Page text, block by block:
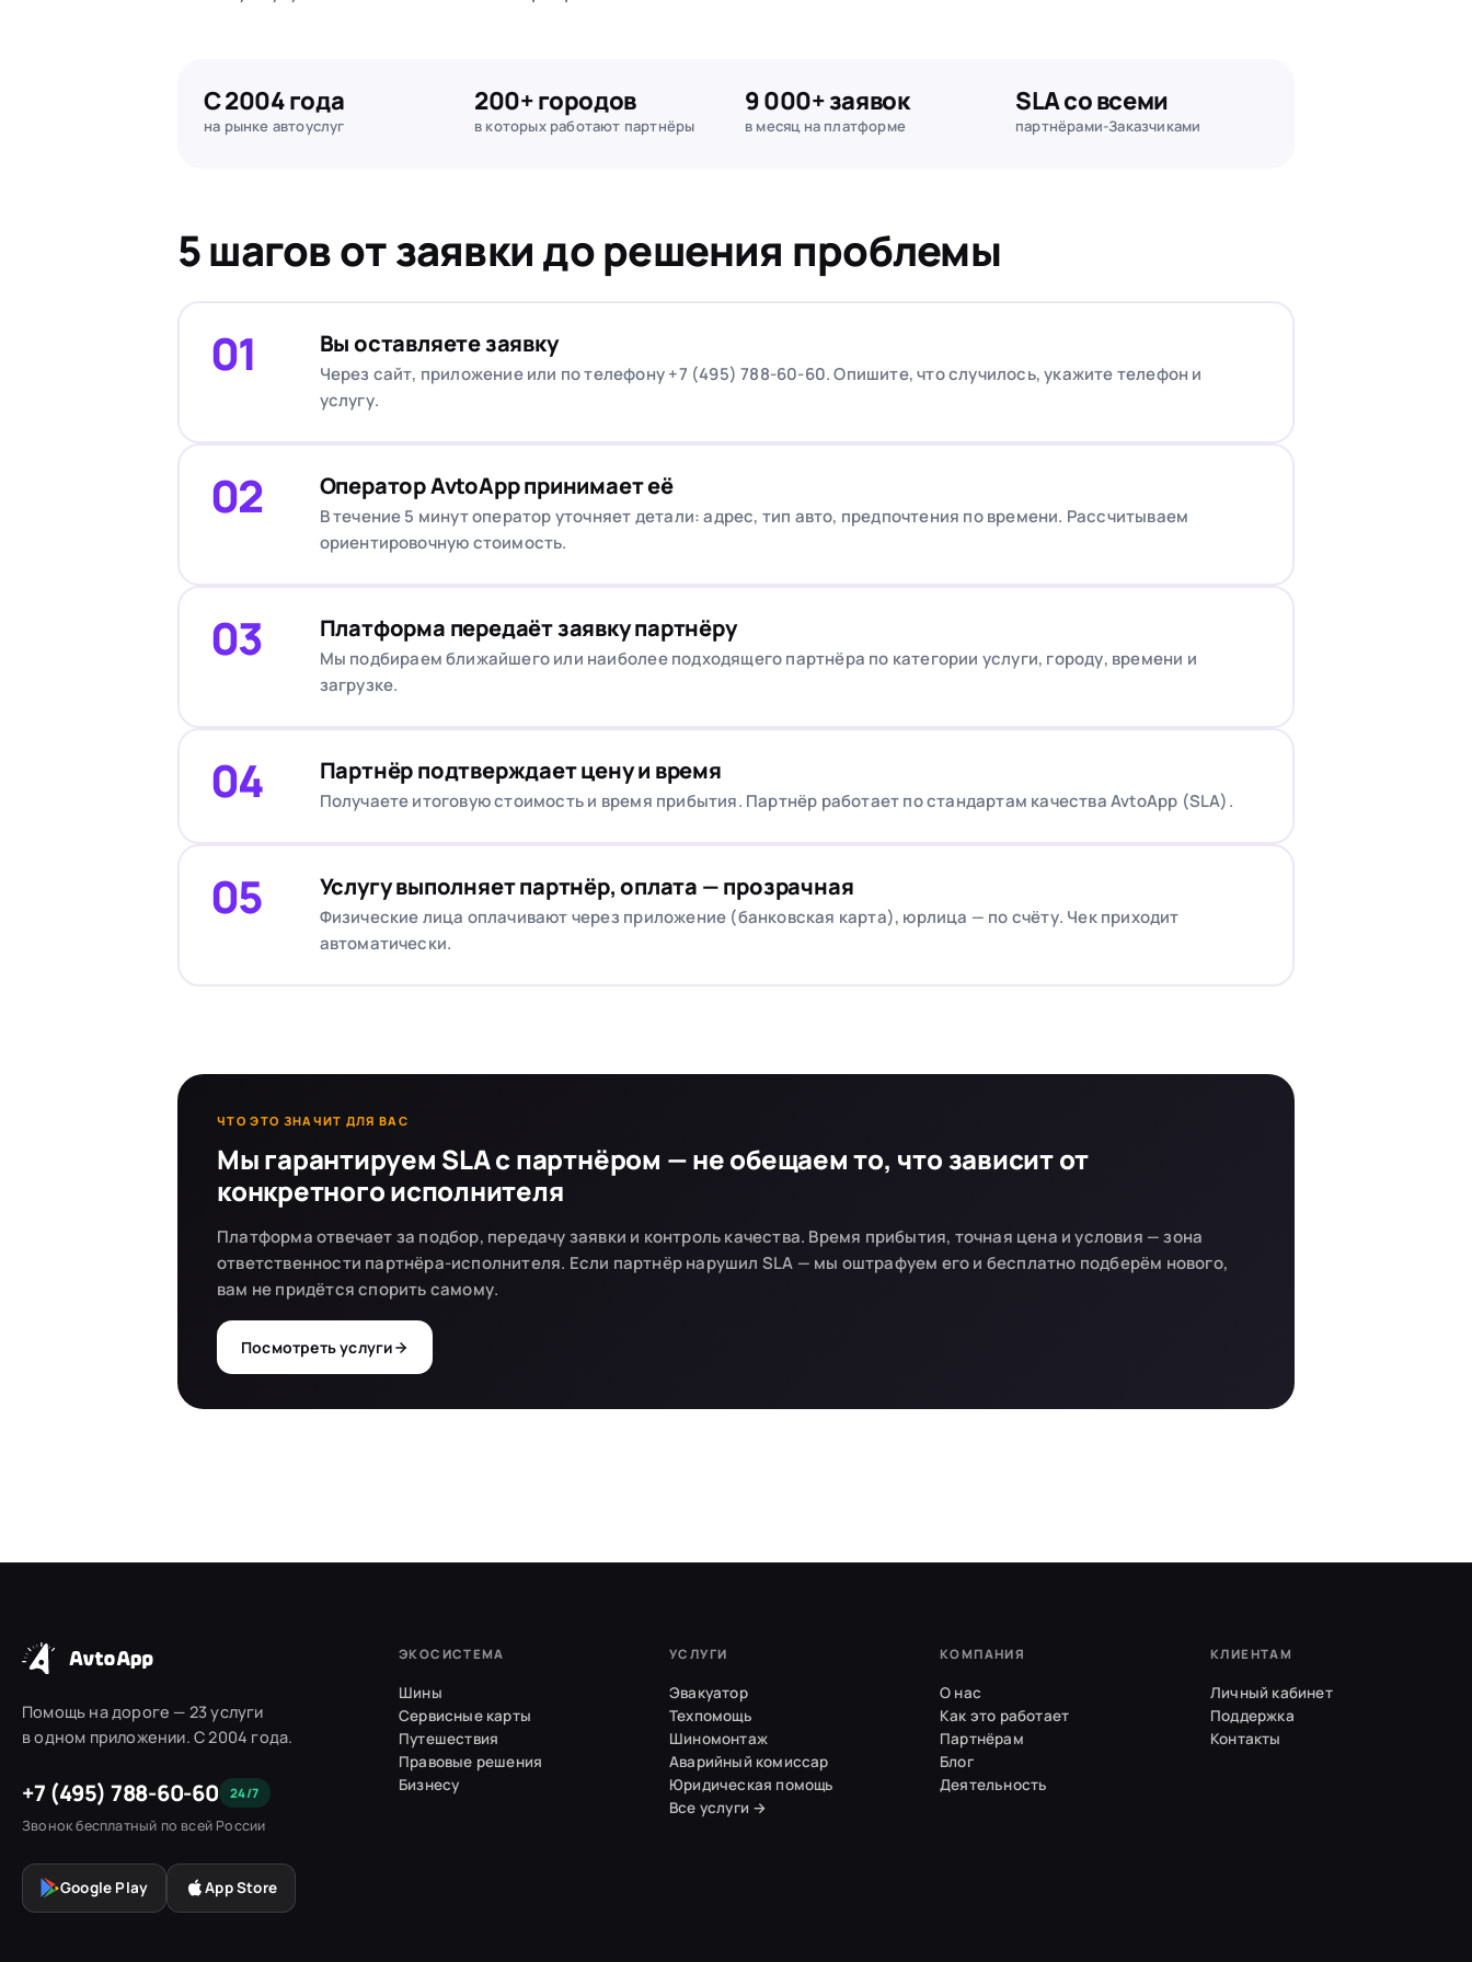
С 2004 года
на рынке автоуслуг
200+ городов
в которых работают партнёры
9 000+ заявок
в месяц на платформе
SLA со всеми
партнёрами-Заказчиками
5 шагов от заявки до решения проблемы
01 Вы оставляете заявку
Через сайт, приложение или по телефону +7 (495) 788-60-60. Опишите, что случилось, укажите телефон и
услугу.
02 Оператор AvtoApp принимает её
В течение 5 минут оператор уточняет детали: адрес, тип авто, предпочтения по времени. Рассчитываем
ориентировочную стоимость.
03 Платформа передаёт заявку партнёру
Мы подбираем ближайшего или наиболее подходящего партнёра по категории услуги, городу, времени и
загрузке.
04 Партнёр подтверждает цену и время
Получаете итоговую стоимость и время прибытия. Партнёр работает по стандартам качества AvtoApp (SLA).
05 Услугу выполняет партнёр, оплата — прозрачная
Физические лица оплачивают через приложение (банковская карта), юрлица — по счёту. Чек приходит
автоматически.
ЧТО ЭТО ЗНАЧИТ ДЛЯ ВАС
Мы гарантируем SLA с партнёром — не обещаем то, что зависит от
конкретного исполнителя
Платформа отвечает за подбор, передачу заявки и контроль качества. Время прибытия, точная цена и условия — зона
ответственности партнёра-исполнителя. Если партнёр нарушил SLA — мы оштрафуем его и бесплатно подберём нового,
вам не придётся спорить самому.
Посмотреть услуги
Помощь на дороге — 23 услуги
в одном приложении. С 2004 года.
+7 (495) 788-60-60 24/7
Звонок бесплатный по всей России
Google Play App Store
ЭКОСИСТЕМА
Шины
Сервисные карты
Путешествия
Правовые решения
Бизнесу
УСЛУГИ
Эвакуатор
Техпомощь
Шиномонтаж
Аварийный комиссар
Юридическая помощь
Все услуги →
КОМПАНИЯ
О нас
Как это работает
Партнёрам
Блог
Деятельность
КЛИЕНТАМ
Личный кабинет
Поддержка
Контакты